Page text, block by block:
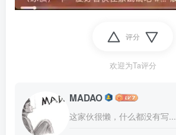
评分
欢迎为Ta评分
MADAO
这家伙很懒，什么都没有写...